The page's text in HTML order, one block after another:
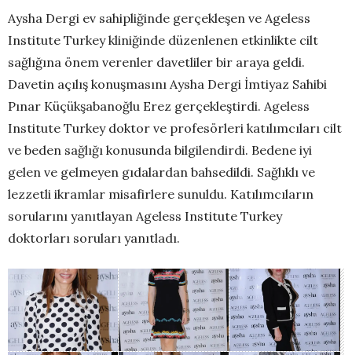
Aysha Dergi ev sahipliğinde gerçekleşen ve Ageless
Institute Turkey kliniğinde düzenlenen etkinlikte cilt
sağlığına önem verenler davetliler bir araya geldi.
Davetin açılış konuşmasını Aysha Dergi İmtiyaz Sahibi
Pınar Küçükşabanoğlu Erez gerçekleştirdi. Ageless
Institute Turkey doktor ve profesörleri katılımcıları cilt
ve beden sağlığı konusunda bilgilendirdi. Bedene iyi
gelen ve gelmeyen gıdalardan bahsedildi. Sağlıklı ve
lezzetli ikramlar misafirlere sunuldu. Katılımcıların
sorularını yanıtlayan Ageless Institute Turkey
doktorları soruları yanıtladı.